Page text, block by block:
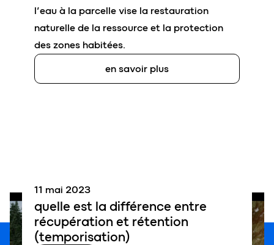
l’eau à la parcelle vise la restauration
naturelle de la ressource et la protection
des zones habitées.
en savoir plus
quelle est la différence entre
récupération et rétention
(temporisation)
11 mai 2023